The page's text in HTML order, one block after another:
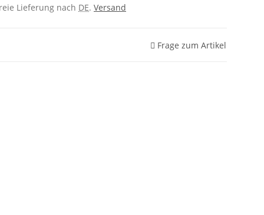
Lieferung nach DE. Versand
Frage zum Artikel